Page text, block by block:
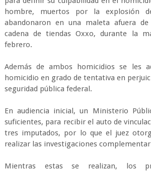
hombre, muertos por la explosión
abandonaron en una maleta afuera
cadena de tiendas Oxxo, durante la
febrero.
Además de ambos homicidios se les
homicidio en grado de tentativa en
seguridad pública federal.
En audiencia inicial, un Ministerio
suficientes, para recibir el auto de
tres imputados, por lo que el juez
realizar las investigaciones
Mientras estas se realizan, los